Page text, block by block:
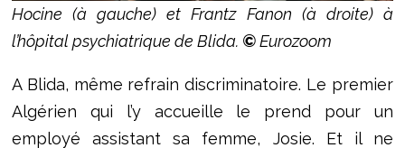
Hocine (à gauche) et Frantz Fanon (à droite) à
l’hôpital psychiatrique de Blida. ©Eurozoom
A Blida, même refrain discriminatoire. Le premier
Algérien qui l’y accueille le prend pour un
employé assistant sa femme, Josie. Et il ne